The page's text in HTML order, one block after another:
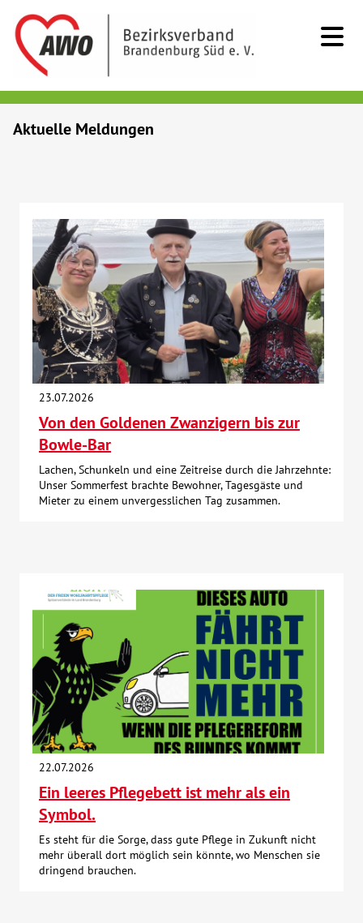
Beratung & Hilfe
Begegnung
Bildung
Über uns
Veranstaltungen
Spenden
Ausbildung
Glossar
Suche
Kontakt
AWO BB Süd
Aktuelle Meldungen
23.07.2026
Von den Goldenen Zwanzigern bis zur
Bowle-Bar
Lachen, Schunkeln und eine Zeitreise durch die Jahrzehnte:
Unser Sommerfest brachte Bewohner, Tagesgäste und
Mieter zu einem unvergesslichen Tag zusammen.
22.07.2026
Ein leeres Pflegebett ist mehr als ein
Symbol.
Es steht für die Sorge, dass gute Pflege in Zukunft nicht
mehr überall dort möglich sein könnte, wo Menschen sie
dringend brauchen.